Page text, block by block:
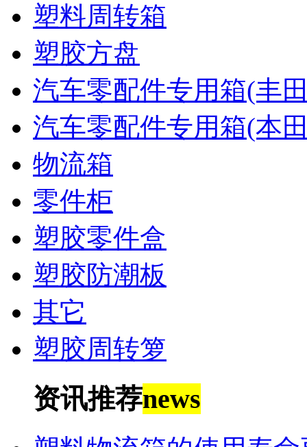
塑料周转箱
塑胶方盘
汽车零配件专用箱(丰
汽车零配件专用箱(本
物流箱
零件柜
塑胶零件盒
塑胶防潮板
其它
塑胶周转箩
资讯推荐news